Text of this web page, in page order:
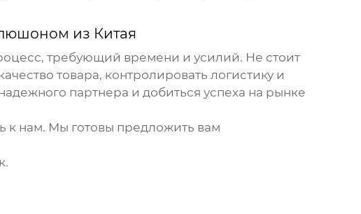
из Китая
требующий времени и усилий. Не стоит
товара, контролировать логистику и
партнера и добиться успеха на рынке
к нам. Мы готовы предложить вам
.